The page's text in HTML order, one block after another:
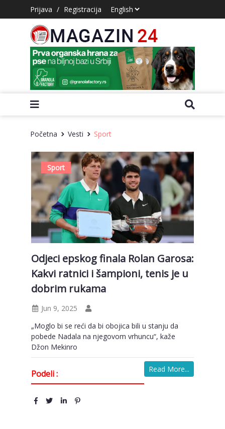
Prijava / Registracija
Početna Vesti Sport
Sport
Odjeci epskog finala Rolan Garosa:
Kakvi ratnici i šampioni, tenis je u
dobrim rukama
Jun 9, 2025
„Moglo bi se reći da bi obojica bili u stanju da
pobede Nadala na njegovom vrhuncu“, kaže
Džon Mekinro
Read More...
Podeli :